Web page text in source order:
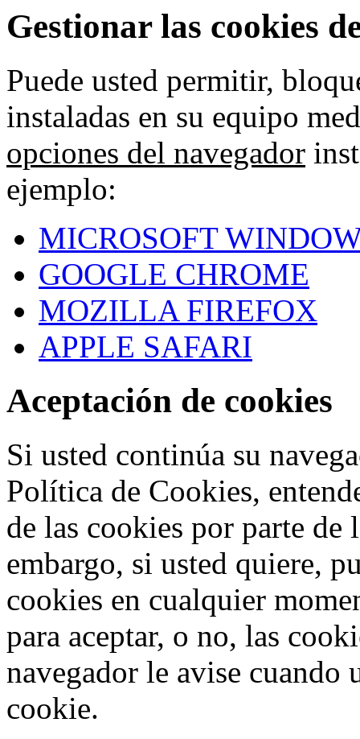
Gestionar las cookies
Puede usted permitir,
instaladas en su equipo
opciones del navegador
ejemplo:
MICROSOFT
GOOGLE CHROME
MOZILLA FIREFOX
APPLE SAFARI
Aceptación de cookies
Si usted continúa su
Política de Cookies,
de las cookies por parte
embargo, si usted quiere,
cookies en cualquier
para aceptar, o no, las
navegador le avise cuando
cookie.